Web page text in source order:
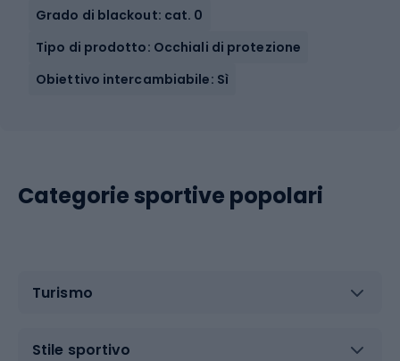
Grado di blackout: cat. 0
Tipo di prodotto: Occhiali di protezione
Obiettivo intercambiabile: Sì
Categorie sportive popolari
Turismo
Stile sportivo